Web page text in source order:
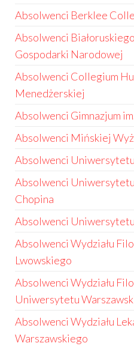
Absolwenci Berklee
Absolwenci
Gospodarki Narodowej
Absolwenci Collegium
Menedżerskiej
Absolwenci Gimnazjum
Absolwenci Mińskiej
Absolwenci
Absolwenci
Chopina
Absolwenci
Absolwenci Wydziału
Lwowskiego
Absolwenci Wydziału
Uniwersytetu
Absolwenci Wydziału
Warszawskiego